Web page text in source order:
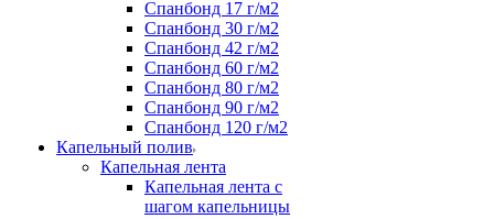
Спанбонд 17 г/м2
Спанбонд 30 г/м2
Спанбонд 42 г/м2
Спанбонд 60 г/м2
Спанбонд 80 г/м2
Спанбонд 90 г/м2
Спанбонд 120 г/м2
Капельный полив
Капельная лента
Капельная лента с
шагом капельницы